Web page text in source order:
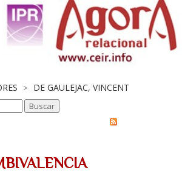
> DE GAULEJAC, VINCENT